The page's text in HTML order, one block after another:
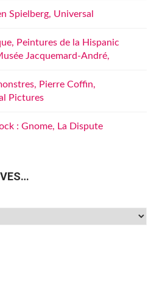
Spielberg, Universal
Peintures de la Hispanic
Jacquemard-André,
Pierre Coffin,
Pictures
: Gnome, La Dispute